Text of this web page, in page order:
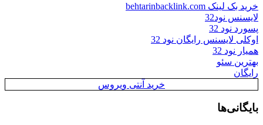
خرید بک لینک behtarinbacklink.com
لایسنس نود32
پسورد نود 32
اوکلی لایسنس رایگان نود 32
همیار نود 32
بهترین سئو
رایگان
خرید آنتی ویروس
بایگانی‌ها